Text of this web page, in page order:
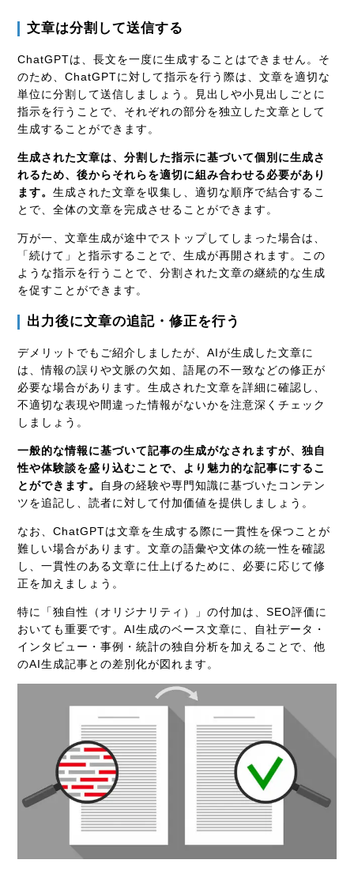
文章は分割して送信する
ChatGPTは、長文を一度に生成することはできません。そ
のため、ChatGPTに対して指示を行う際は、文章を適切な
単位に分割して送信しましょう。見出しや小見出しごとに
指示を行うことで、それぞれの部分を独立した文章として
生成することができます。
生成された文章は、分割した指示に基づいて個別に生成さ
れるため、後からそれらを適切に組み合わせる必要があり
ます。生成された文章を収集し、適切な順序で結合するこ
とで、全体の文章を完成させることができます。
万が一、文章生成が途中でストップしてしまった場合は、
「続けて」と指示することで、生成が再開されます。この
ような指示を行うことで、分割された文章の継続的な生成
を促すことができます。
出力後に文章の追記・修正を行う
デメリットでもご紹介しましたが、AIが生成した文章に
は、情報の誤りや文脈の欠如、語尾の不一致などの修正が
必要な場合があります。生成された文章を詳細に確認し、
不適切な表現や間違った情報がないかを注意深くチェック
しましょう。
一般的な情報に基づいて記事の生成がなされますが、独自
性や体験談を盛り込むことで、より魅力的な記事にするこ
とができます。
自身の経験や専門知識に基づいたコンテン
ツを追記し、読者に対して付加価値を提供しましょう。
なお、ChatGPTは文章を生成する際に一貫性を保つことが
難しい場合があります。文章の語彙や文体の統一性を確認
し、一貫性のある文章に仕上げるために、必要に応じて修
正を加えましょう。
特に「独自性（オリジナリティ）」の付加は、SEO評価に
おいても重要です。AI生成のベース文章に、自社データ・
インタビュー・事例・統計の独自分析を加えることで、他
のAI生成記事との差別化が図れます。